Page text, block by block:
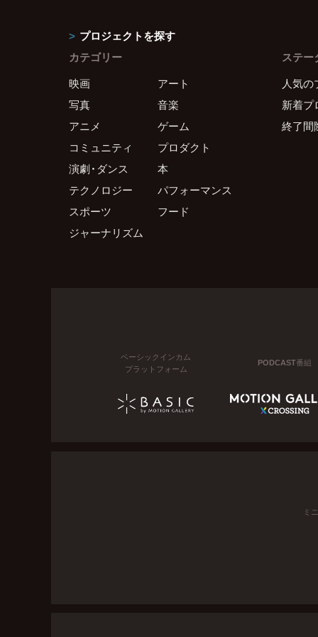
プロジェクトを探す
カテゴリー
映画
アート
写真
音楽
アニメ
ゲーム
コミュニティ
プロダクト
演劇・ダンス
本
テクノロジー
パフォーマンス
スポーツ
フード
ジャーナリズム
ステー
人気の
新着プ
終了間
ベーシックインカム
プラットフォーム
PODCAST番組
ミ